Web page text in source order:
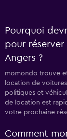
Pourquoi
pour
Angers ?
momondo trouve
location de
politiques et
de location est
votre prochaine
Comment